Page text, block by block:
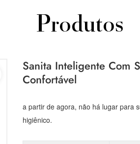
Produtos
Sanita Inteligente Com
Confortável
a partir de agora, não há lugar para
higiênico.